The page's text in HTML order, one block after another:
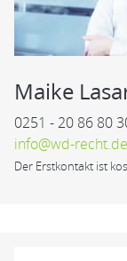
Maike
0251 - 20 86 80
info@wd-recht.de
Der Erstkontakt ist